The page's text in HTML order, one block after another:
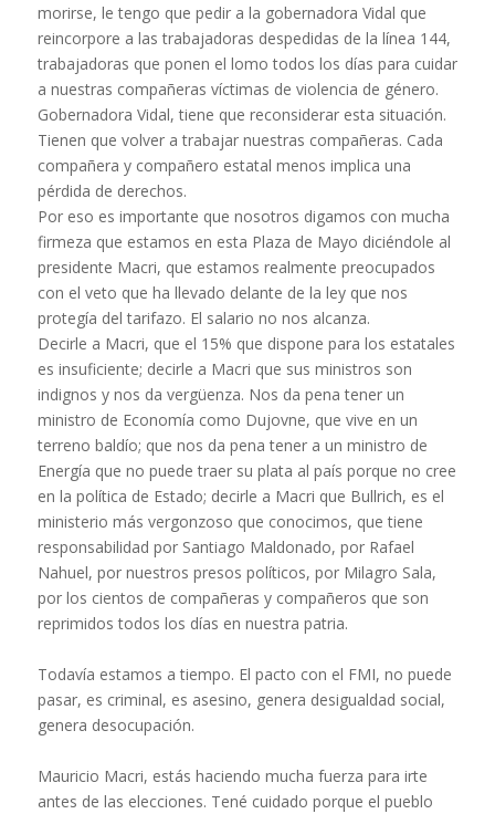
morirse, le tengo que pedir a la gobernadora Vidal que
reincorpore a las trabajadoras despedidas de la línea 144,
trabajadoras que ponen el lomo todos los días para cuidar
a nuestras compañeras víctimas de violencia de género.
Gobernadora Vidal, tiene que reconsiderar esta situación.
Tienen que volver a trabajar nuestras compañeras. Cada
compañera y compañero estatal menos implica una
pérdida de derechos.
Por eso es importante que nosotros digamos con mucha
firmeza que estamos en esta Plaza de Mayo diciéndole al
presidente Macri, que estamos realmente preocupados
con el veto que ha llevado delante de la ley que nos
protegía del tarifazo. El salario no nos alcanza.
Decirle a Macri, que el 15% que dispone para los estatales
es insuficiente; decirle a Macri que sus ministros son
indignos y nos da vergüenza. Nos da pena tener un
ministro de Economía como Dujovne, que vive en un
terreno baldío; que nos da pena tener a un ministro de
Energía que no puede traer su plata al país porque no cree
en la política de Estado; decirle a Macri que Bullrich, es el
ministerio más vergonzoso que conocimos, que tiene
responsabilidad por Santiago Maldonado, por Rafael
Nahuel, por nuestros presos políticos, por Milagro Sala,
por los cientos de compañeras y compañeros que son
reprimidos todos los días en nuestra patria.
Todavía estamos a tiempo. El pacto con el FMI, no puede
pasar, es criminal, es asesino, genera desigualdad social,
genera desocupación.
Mauricio Macri, estás haciendo mucha fuerza para irte
antes de las elecciones. Tené cuidado porque el pueblo